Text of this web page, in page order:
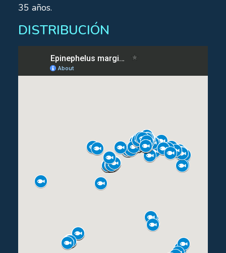
35 años.
DISTRIBUCIÓN